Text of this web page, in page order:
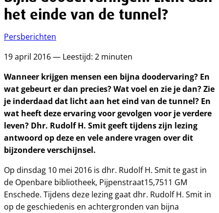
het einde van de tunnel?
Persberichten
19 april 2016 — Leestijd: 2 minuten
Wanneer krijgen mensen een bijna doodervaring? En
wat gebeurt er dan precies? Wat voel en zie je dan? Zie
je inderdaad dat licht aan het eind van de tunnel? En
wat heeft deze ervaring voor gevolgen voor je verdere
leven? Dhr. Rudolf H. Smit geeft tijdens zijn lezing
antwoord op deze en vele andere vragen over dit
bijzondere verschijnsel.
Op dinsdag 10 mei 2016 is dhr. Rudolf H. Smit te gast in
de Openbare bibliotheek, Pijpenstraat15,7511 GM
Enschede. Tijdens deze lezing gaat dhr. Rudolf H. Smit in
op de geschiedenis en achtergronden van bijna